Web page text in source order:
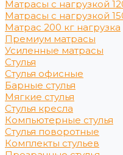
Матрасы с нагрузкой
Матрасы с нагрузкой
Матрас 200 кг нагрузка
Премиум матрасы
Усиленные матрасы
Стулья
Стулья офисные
Барные стулья
Мягкие стулья
Стулья кресла
Компьютерные стулья
Стулья поворотные
Комплекты стульев